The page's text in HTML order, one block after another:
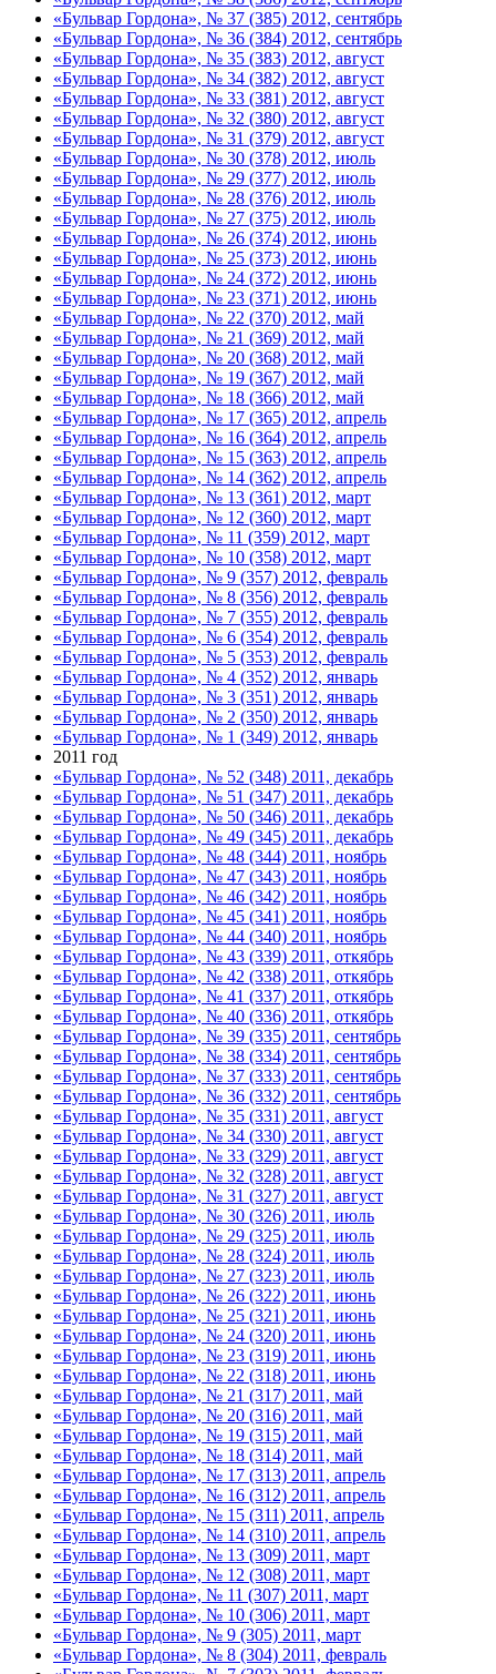
«Бульвар Гордона», № 37 (385) 2012, сентябрь
«Бульвар Гордона», № 36 (384) 2012, сентябрь
«Бульвар Гордона», № 35 (383) 2012, август
«Бульвар Гордона», № 34 (382) 2012, август
«Бульвар Гордона», № 33 (381) 2012, август
«Бульвар Гордона», № 32 (380) 2012, август
«Бульвар Гордона», № 31 (379) 2012, август
«Бульвар Гордона», № 30 (378) 2012, июль
«Бульвар Гордона», № 29 (377) 2012, июль
«Бульвар Гордона», № 28 (376) 2012, июль
«Бульвар Гордона», № 27 (375) 2012, июль
«Бульвар Гордона», № 26 (374) 2012, июнь
«Бульвар Гордона», № 25 (373) 2012, июнь
«Бульвар Гордона», № 24 (372) 2012, июнь
«Бульвар Гордона», № 23 (371) 2012, июнь
«Бульвар Гордона», № 22 (370) 2012, май
«Бульвар Гордона», № 21 (369) 2012, май
«Бульвар Гордона», № 20 (368) 2012, май
«Бульвар Гордона», № 19 (367) 2012, май
«Бульвар Гордона», № 18 (366) 2012, май
«Бульвар Гордона», № 17 (365) 2012, апрель
«Бульвар Гордона», № 16 (364) 2012, апрель
«Бульвар Гордона», № 15 (363) 2012, апрель
«Бульвар Гордона», № 14 (362) 2012, апрель
«Бульвар Гордона», № 13 (361) 2012, март
«Бульвар Гордона», № 12 (360) 2012, март
«Бульвар Гордона», № 11 (359) 2012, март
«Бульвар Гордона», № 10 (358) 2012, март
«Бульвар Гордона», № 9 (357) 2012, февраль
«Бульвар Гордона», № 8 (356) 2012, февраль
«Бульвар Гордона», № 7 (355) 2012, февраль
«Бульвар Гордона», № 6 (354) 2012, февраль
«Бульвар Гордона», № 5 (353) 2012, февраль
«Бульвар Гордона», № 4 (352) 2012, январь
«Бульвар Гордона», № 3 (351) 2012, январь
«Бульвар Гордона», № 2 (350) 2012, январь
«Бульвар Гордона», № 1 (349) 2012, январь
2011 год
«Бульвар Гордона», № 52 (348) 2011, декабрь
«Бульвар Гордона», № 51 (347) 2011, декабрь
«Бульвар Гордона», № 50 (346) 2011, декабрь
«Бульвар Гордона», № 49 (345) 2011, декабрь
«Бульвар Гордона», № 48 (344) 2011, ноябрь
«Бульвар Гордона», № 47 (343) 2011, ноябрь
«Бульвар Гордона», № 46 (342) 2011, ноябрь
«Бульвар Гордона», № 45 (341) 2011, ноябрь
«Бульвар Гордона», № 44 (340) 2011, ноябрь
«Бульвар Гордона», № 43 (339) 2011, откябрь
«Бульвар Гордона», № 42 (338) 2011, откябрь
«Бульвар Гордона», № 41 (337) 2011, откябрь
«Бульвар Гордона», № 40 (336) 2011, откябрь
«Бульвар Гордона», № 39 (335) 2011, сентябрь
«Бульвар Гордона», № 38 (334) 2011, сентябрь
«Бульвар Гордона», № 37 (333) 2011, сентябрь
«Бульвар Гордона», № 36 (332) 2011, сентябрь
«Бульвар Гордона», № 35 (331) 2011, август
«Бульвар Гордона», № 34 (330) 2011, август
«Бульвар Гордона», № 33 (329) 2011, август
«Бульвар Гордона», № 32 (328) 2011, август
«Бульвар Гордона», № 31 (327) 2011, август
«Бульвар Гордона», № 30 (326) 2011, июль
«Бульвар Гордона», № 29 (325) 2011, июль
«Бульвар Гордона», № 28 (324) 2011, июль
«Бульвар Гордона», № 27 (323) 2011, июль
«Бульвар Гордона», № 26 (322) 2011, июнь
«Бульвар Гордона», № 25 (321) 2011, июнь
«Бульвар Гордона», № 24 (320) 2011, июнь
«Бульвар Гордона», № 23 (319) 2011, июнь
«Бульвар Гордона», № 22 (318) 2011, июнь
«Бульвар Гордона», № 21 (317) 2011, май
«Бульвар Гордона», № 20 (316) 2011, май
«Бульвар Гордона», № 19 (315) 2011, май
«Бульвар Гордона», № 18 (314) 2011, май
«Бульвар Гордона», № 17 (313) 2011, апрель
«Бульвар Гордона», № 16 (312) 2011, апрель
«Бульвар Гордона», № 15 (311) 2011, апрель
«Бульвар Гордона», № 14 (310) 2011, апрель
«Бульвар Гордона», № 13 (309) 2011, март
«Бульвар Гордона», № 12 (308) 2011, март
«Бульвар Гордона», № 11 (307) 2011, март
«Бульвар Гордона», № 10 (306) 2011, март
«Бульвар Гордона», № 9 (305) 2011, март
«Бульвар Гордона», № 8 (304) 2011, февраль